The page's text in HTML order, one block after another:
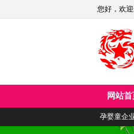
您好，欢迎
网站首
孕婴童企